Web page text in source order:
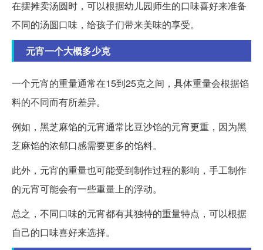
在摆摊卖汤圆时，可以根据幼儿园师生的口味喜好来准备
不同的汤圆口味，给孩子们带来美味的享受。
元宵一个大概多少克
一个元宵的重量通常在15到25克之间，具体重量会根据馅
料的不同而有所差异。
例如，黑芝麻馅的元宵通常比豆沙馅的元宵更重，因为黑
芝麻馅的浓郁口感需要更多的馅料。
此外，元宵的重量也可能受到制作过程的影响，手工制作
的元宵可能会有一些重量上的浮动。
总之，不同口味的元宵都有其独特的重量特点，可以根据
自己的口味喜好来选择。